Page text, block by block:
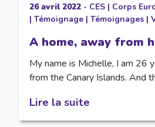
26 avril 2022- CES| Corps
| Témoignage| Témoignages|
A home, away from
My name is Michelle, I am 26
from the Canary Islands. And
Lire la suite